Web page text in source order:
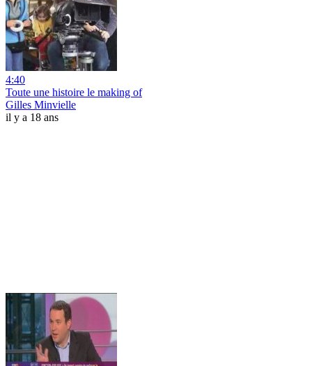
4:40
Toute une histoire le making of
Gilles Minvielle
il y a 18 ans